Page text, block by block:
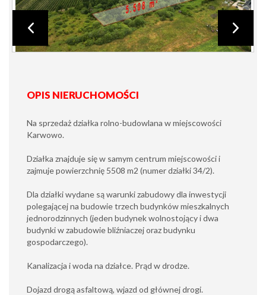
OPIS NIERUCHOMOŚCI
Na sprzedaż działka rolno-budowlana w miejscowości
Karwowo.
Działka znajduje się w samym centrum miejscowości i
zajmuje powierzchnię 5508 m2 (numer działki 34/2).
Dla działki wydane są warunki zabudowy dla inwestycji
polegającej na budowie trzech budynków mieszkalnych
jednorodzinnych (jeden budynek wolnostojący i dwa
budynki w zabudowie bliźniaczej oraz budynku
gospodarczego).
Kanalizacja i woda na działce. Prąd w drodze.
Dojazd drogą asfaltową, wjazd od głównej drogi.